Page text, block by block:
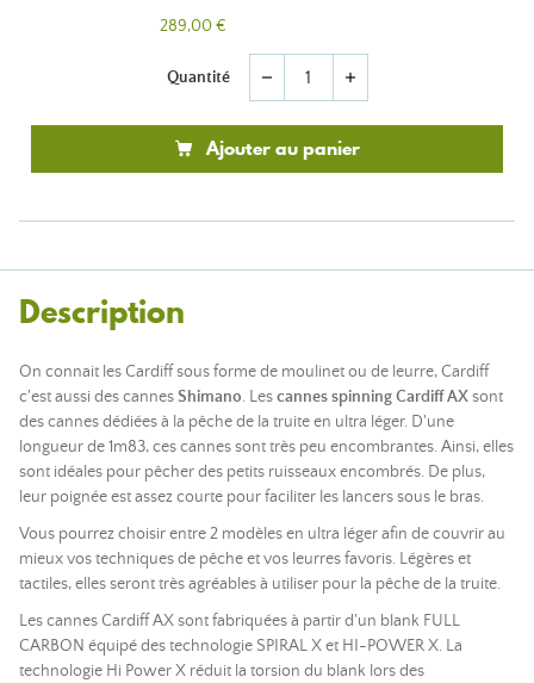
289,00 €
Quantité remove add
Ajouter au panier
Description
On connait les Cardiff sous forme de moulinet ou de leurre, Cardiff
c'est aussi des cannesShimano. Lescannes spinning Cardiff AXsont
des cannes dédiées à la pêche de la truite en ultra léger. D'une
longueur de 1m83, ces cannes sont très peu encombrantes. Ainsi, elles
sont idéales pour pêcher des petits ruisseaux encombrés. De plus,
leur poignée est assez courte pour faciliter les lancers sous le bras.
Vous pourrez choisir entre 2 modèles en ultra léger afin de couvrir au
mieux vos techniques de pêche et vos leurres favoris. Légères et
tactiles, elles seront très agréables à utiliser pour la pêche de la truite.
Les cannes Cardiff AX sont fabriquées à partir d'un blank FULL
CARBON équipé des technologie SPIRAL X et HI-POWER X. La
technologie Hi Power X réduit la torsion du blank lors des